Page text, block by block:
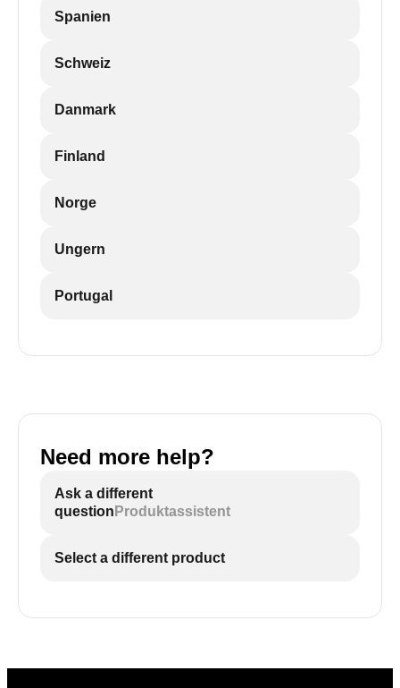
Spanien
Schweiz
Danmark
Finland
Norge
Ungern
Portugal
Need more help?
Ask a different
question Produktassistent
Select a different product